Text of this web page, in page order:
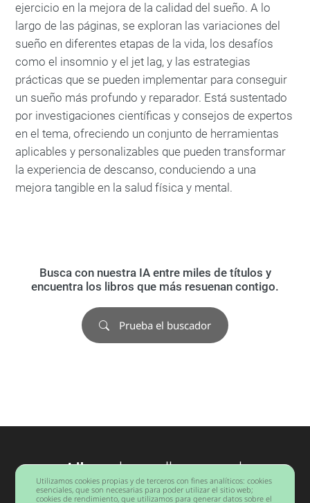
ejercicio en la mejora de la calidad del sueño. A lo
largo de las páginas, se exploran las variaciones del
sueño en diferentes etapas de la vida, los desafíos
como el insomnio y el jet lag, y las estrategias
prácticas que se pueden implementar para conseguir
un sueño más profundo y reparador. Está sustentado
por investigaciones científicas y consejos de expertos
en el tema, ofreciendo un conjunto de herramientas
aplicables y personalizables que pueden transformar
la experiencia de descanso, conduciendo a una
mejora tangible en la salud física y mental.
Busca con nuestra IA entre miles de títulos y
encuentra los libros que más resuenan contigo.
Prueba el buscador
Librosdesarrollo personal
Barcelona
Utilizamos cookies propias y de terceros con fines analíticos: cookies
esenciales, que son necesarias para poder utilizar el sitio web;
cookies de rendimiento, que utilizamos para generar datos sobre el